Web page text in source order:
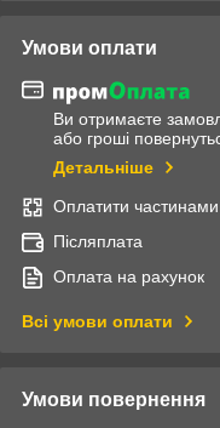
Умови оплати
Ви отримаєте
або гроші
Детальніше
Оплатити частинами
Післяплата
Оплата на рахунок
Всі умови оплати
Умови повернення